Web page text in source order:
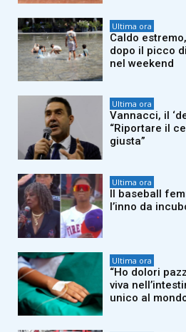
Ultima ora
Caldo
dopo il picco
nel weekend
Ultima ora
Vannacci, il
“Riportare il
giusta”
Ultima ora
Il baseball
l’inno da
Ultima ora
“Ho dolori
viva
unico al